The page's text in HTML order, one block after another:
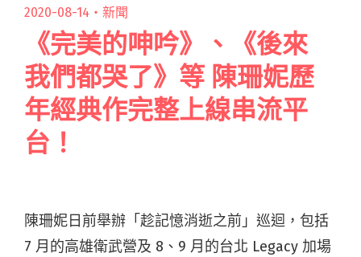
2020-08-14・ 新聞
《完美的呻吟》、《後來
我們都哭了》等 陳珊妮歷
年經典作完整上線串流平
台！
陳珊妮日前舉辦「趁記憶消逝之前」巡迴，包括
7 月的高雄衛武營及 8、9 月的台北 Legacy 加場